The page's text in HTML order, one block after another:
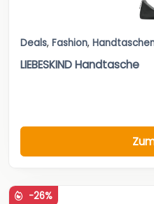
Deals, Fashion,
LIEBESKIND Handtasche
-26%